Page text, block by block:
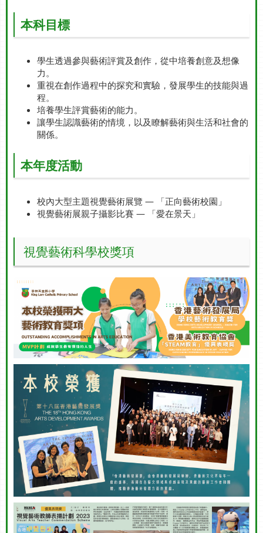
本科目標
學生透過參與藝術評賞及創作，從中培養創意及想像
力。
重視在創作過程中的探究和實驗，發展學生的技能與過
程。
培養學生評賞藝術的能力。
讓學生認識藝術的情境，以及瞭解藝術與生活和社會的
關係。
本年度活動
校內大型主題視覺藝術展覽 — 「正向藝術校園」
視覺藝術展親子攝影比賽 — 「愛在景天」
視覺藝術科學校獎項